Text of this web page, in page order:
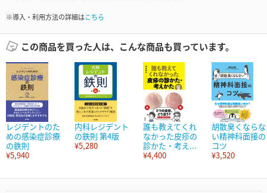
※導入・利用方法の詳細はこちら
この商品を買った人は、こんな商品も買っています。
レジデントのた
めの感染症診療
の鉄則
¥5,940
内科レジデント
の鉄則 第4版
¥5,280
誰も教えてくれ
なかった皮疹の
診かた・考え...
¥4,400
胡散臭くならな
い精神科面接の
コツ
¥3,520